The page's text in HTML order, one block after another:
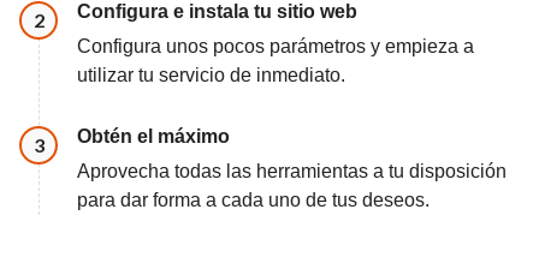
Paso
2
Configura e instala tu sitio web
Configura unos pocos parámetros y empieza a
utilizar tu servicio de inmediato.
Paso
3
Obtén el máximo
Aprovecha todas las herramientas a tu disposición
para dar forma a cada uno de tus deseos.